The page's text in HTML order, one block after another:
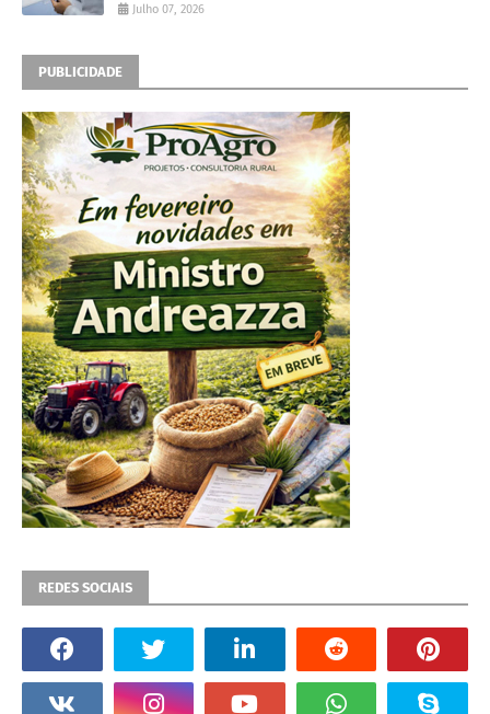
Julho 07, 2026
PUBLICIDADE
REDES SOCIAIS